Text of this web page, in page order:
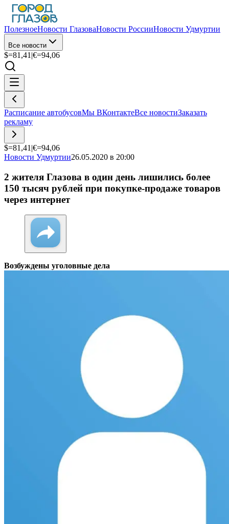
ПолезноеНовости ГлазоваНовости РоссииНовости Удмуртии
Все новости
$=81,41 |€=94,06
Расписание автобусовМы ВКонтактеВсе новостиЗаказать
рекламу
$=81,41 |€=94,06
Новости Удмуртии26.05.2020 в 20:00
2 жителя Глазова в один день лишились более
150 тысяч рублей при покупке-продаже товаров
через интернет
Возбуждены уголовные дела